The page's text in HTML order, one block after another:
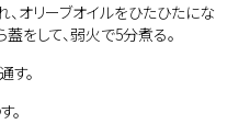
オリーブオイルをひたひたにな
をして、弱火で5分煮る。
す。
。